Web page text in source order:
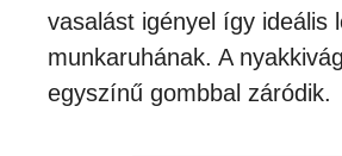
vasalást igényel így ideális
munkaruhának. A
egyszínű gombbal záródik.